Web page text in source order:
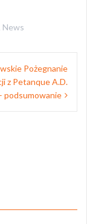
News
Pożegnanie
z Petanque A.D.
podsumowanie